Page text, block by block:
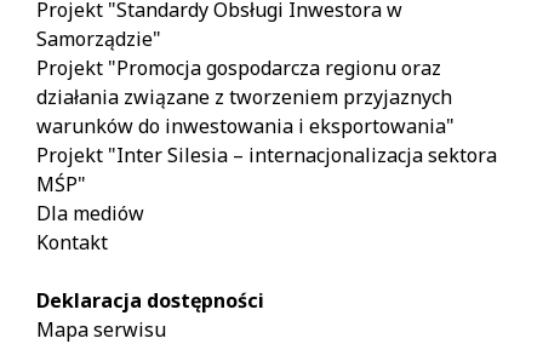
Projekt "Standardy Obsługi Inwestora w
Samorządzie"
Projekt "Promocja gospodarcza regionu oraz
działania związane z tworzeniem przyjaznych
warunków do inwestowania i eksportowania"
Projekt "Inter Silesia – internacjonalizacja sektora
MŚP"
Dla mediów
Kontakt
Deklaracja dostępności
Mapa serwisu